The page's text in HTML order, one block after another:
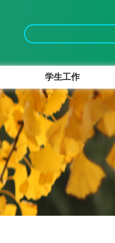
学生工作